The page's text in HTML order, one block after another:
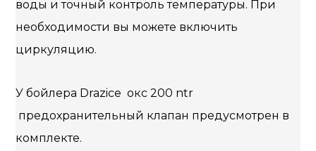
воды и точный контроль температуры. При
необходимости вы можете включить
циркуляцию.
У бойлера Drazice окс 200 ntr
предохранительный клапан предусмотрен в
комплекте.